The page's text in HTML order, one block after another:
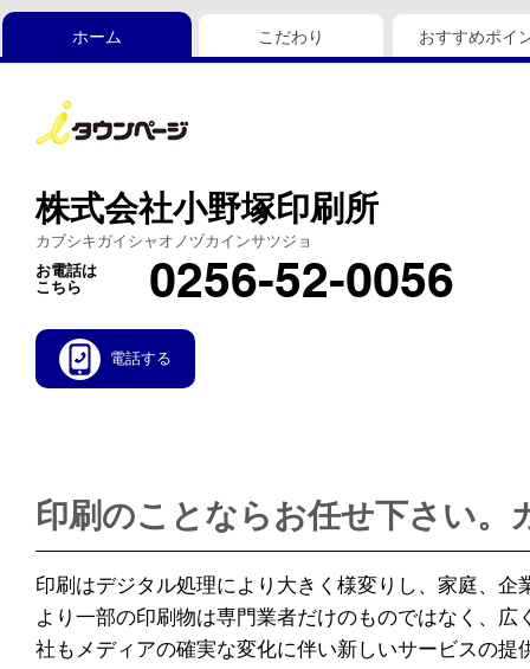
ホーム こだわり おすすめポイ
株式会社小野塚印刷所
カブシキガイシャオノヅカインサツジョ
お電話は
こちら
0256-52-0056
電話する
印刷のことならお任せ下さい
印刷はデジタル処理により大きく様変りし、家庭、
より一部の印刷物は専門業者だけのものではなく、
社もメディアの確実な変化に伴い新しいサービスの